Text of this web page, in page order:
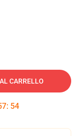
CARRELLO
: 54